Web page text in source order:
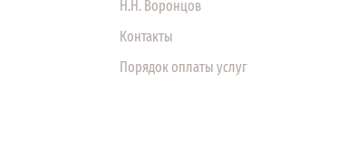
Н.Н. Воронцов
Контакты
Порядок оплаты услуг